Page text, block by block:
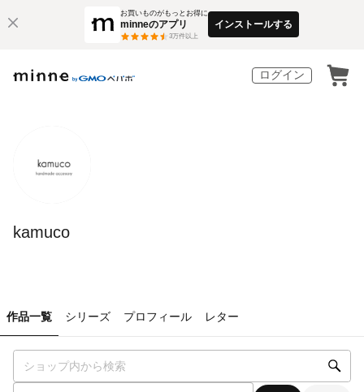
お買いものがもっとお得に
minneのアプリ
3万件以上
インストールする
ログイン
kamuco
作品一覧 シリーズ プロフィール レター